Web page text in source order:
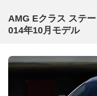
AMG Eクラス ステ
014年10月モデル